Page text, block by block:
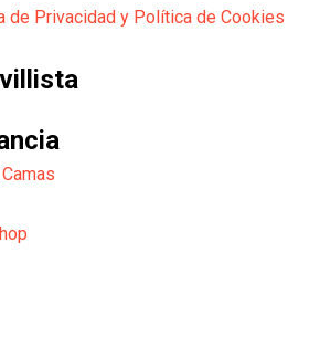
de Privacidad y Política de Cookies